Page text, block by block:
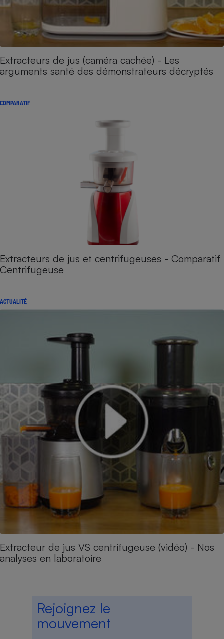
Extracteurs de jus (caméra cachée) - Les
arguments santé des démonstrateurs décryptés
COMPARATIF
Extracteurs de jus et centrifugeuses - Comparatif
Centrifugeuse
ACTUALITÉ
Extracteur de jus VS centrifugeuse (vidéo) - Nos
analyses en laboratoire
Rejoignez le
mouvement